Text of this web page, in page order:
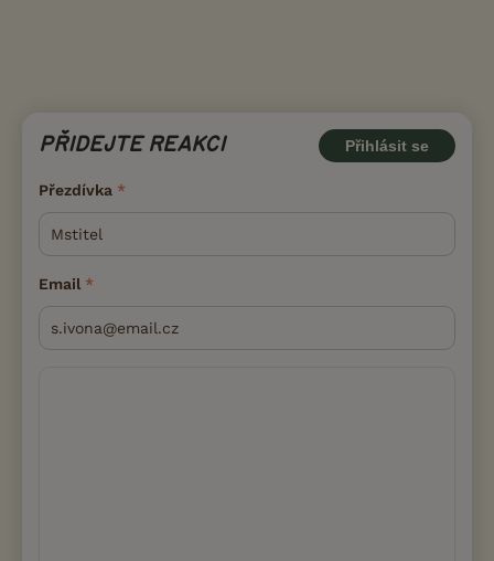
PŘIDEJTE REAKCI Přihlásit se
Přezdívka
Email